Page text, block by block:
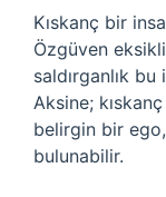
Kıskanç bir
Özgüven
saldırganlık
Aksine;
belirgin bir
bulunabilir.